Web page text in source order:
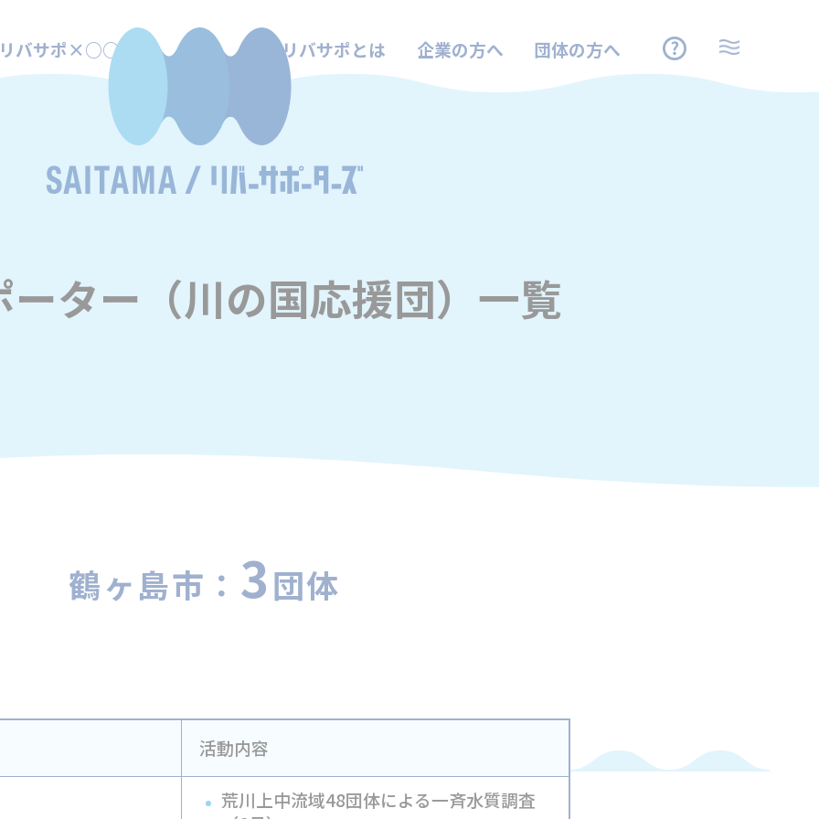
バサポ×○○ リバサポとは 企業の方へ 団体の方へ
ター（川の国応援団）一覧
鶴ヶ島市： 3団体
活動内容
荒川上中流域48団体による一斉水質調査